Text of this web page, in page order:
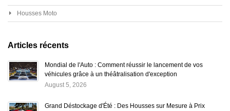
Housses Moto
Articles récents
Mondial de l'Auto : Comment réussir le lancement de vos
véhicules grâce à un théâtralisation d'exception
August 5, 2026
Grand Déstockage d'Été : Des Housses sur Mesure à Prix